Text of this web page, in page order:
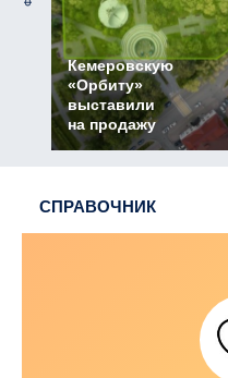
Кемеровскую
«Орбиту»
выставили
на продажу
СПРАВОЧНИК